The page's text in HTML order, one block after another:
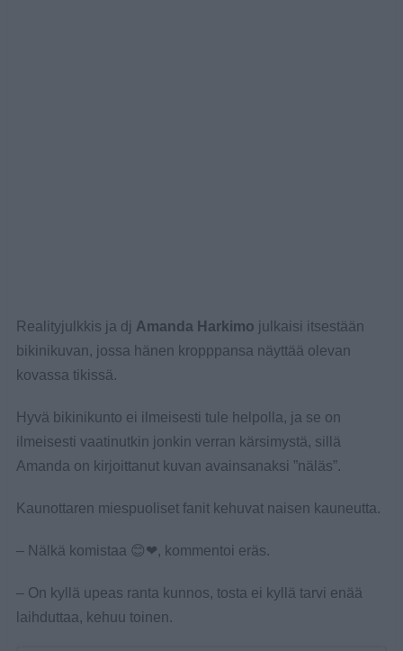
Realityjulkkis ja dj Amanda Harkimo julkaisi itsestään
bikinikuvan, jossa hänen kropppansa näyttää olevan
kovassa tikissä.
Hyvä bikinikunto ei ilmeisesti tule helpolla, ja se on
ilmeisesti vaatinutkin jonkin verran kärsimystä, sillä
Amanda on kirjoittanut kuvan avainsanaksi ”näläs”.
Kaunottaren miespuoliset fanit kehuvat naisen kauneutta.
– Nälkä komistaa 😊❤, kommentoi eräs.
– On kyllä upeas ranta kunnos, tosta ei kyllä tarvi enää
laihduttaa, kehuu toinen.